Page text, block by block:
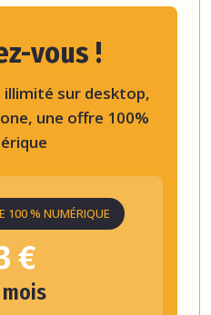
vous !
sur desktop,
une offre 100%
100 % NUMÉRIQUE
€